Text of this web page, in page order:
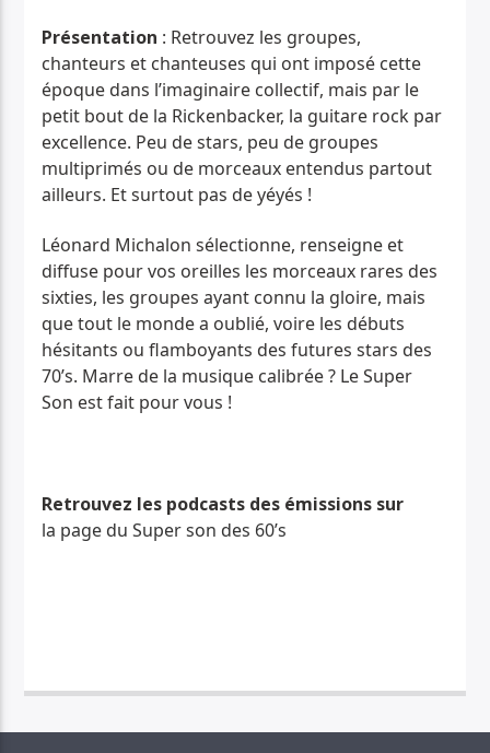
Radio Déclic
Présentation : Retrouvez les groupes,
chanteurs et chanteuses qui ont imposé cette
époque dans l’imaginaire collectif, mais par le
petit bout de la Rickenbacker, la guitare rock par
excellence. Peu de stars, peu de groupes
multiprimés ou de morceaux entendus partout
ailleurs. Et surtout pas de yéyés !
Léonard Michalon sélectionne, renseigne et
diffuse pour vos oreilles les morceaux rares des
sixties, les groupes ayant connu la gloire, mais
que tout le monde a oublié, voire les débuts
hésitants ou flamboyants des futures stars des
70’s. Marre de la musique calibrée ? Le Super
Son est fait pour vous !
Retrouvez les podcasts des émissions sur
la page du Super son des 60’s